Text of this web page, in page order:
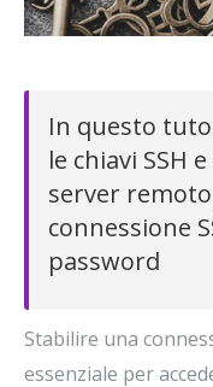
In questo
le chiavi SSH
server
connessione
password
Stabilire una
essenziale per